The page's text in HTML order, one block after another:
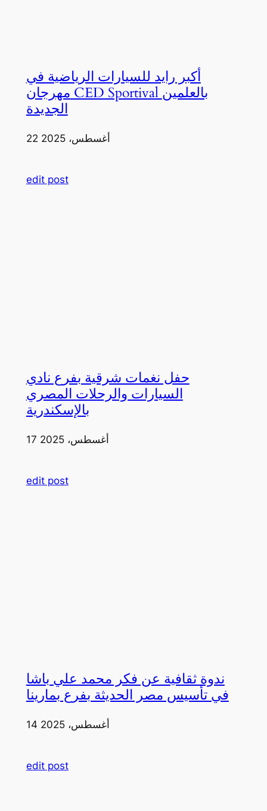
أكبر رايد للسيارات الرياضية في
مهرجان CED Sportival بالعلمين
الجديدة
22 أغسطس، 2025
edit post
حفل نغمات شرقية بفرع نادي
السيارات والرحلات المصري
بالإسكندرية
17 أغسطس، 2025
edit post
ندوة ثقافية عن فكر محمد علي باشا
في تأسيس مصر الحديثة بفرع بمارينا
14 أغسطس، 2025
edit post